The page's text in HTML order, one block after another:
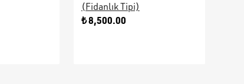
(Fidanlık Tipi)
₺ 8,500.00